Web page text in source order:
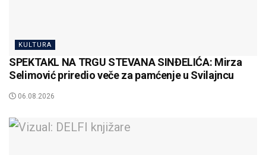
KULTURA
SPEKTAKL NA TRGU STEVANA SINĐELIĆA: Mirza
Selimović priredio veče za pamćenje u Svilajncu
06.08.2026